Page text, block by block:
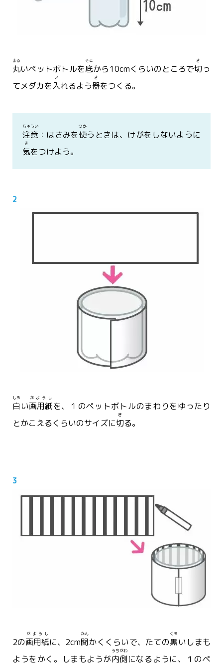
丸
まる
いペットボトルを底
そこ
から10cmくらいのところで切
き
っ
てメダカを入
い
れるよう器
き
をつくる。
注意
ちゅうい
：はさみを使
つか
うときは、けがをしないように
気
き
をつけよう。
2
白
しろ
い画用紙
がようし
を、１のペットボトルのまわりをゆったり
とかこえるくらいのサイズに切
き
る。
3
2の画用紙
がようし
に、2cm間
かん
かくくらいで、たての黒
くろ
いしまも
ようをかく。しまもようが内側
うちがわ
になるように、１のペ